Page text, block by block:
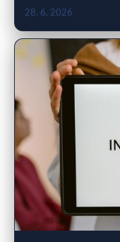
28. 6. 2026